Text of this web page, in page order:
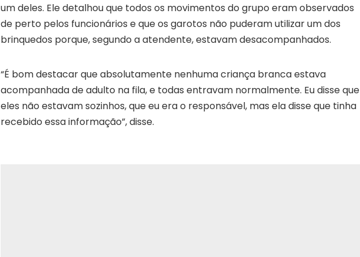
um deles. Ele detalhou que todos os movimentos do grupo eram observados
de perto pelos funcionários e que os garotos não puderam utilizar um dos
brinquedos porque, segundo a atendente, estavam desacompanhados.
“É bom destacar que absolutamente nenhuma criança branca estava
acompanhada de adulto na fila, e todas entravam normalmente. Eu disse que
eles não estavam sozinhos, que eu era o responsável, mas ela disse que tinha
recebido essa informação”, disse.